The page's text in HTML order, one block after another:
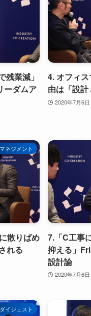
業減」
ーダムア
4. オフィ
由は「設
2020年7月6日
マネジメント
散りばめ
れる
7.「C工事
抑える」
設計論
2020年7月6日
ダイジェスト